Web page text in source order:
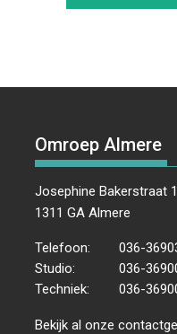
Omroep Almere
Josephine Bakerstraat
1311 GA Almere
Telefoon:
036-
Studio:
036-
Techniek:
036-
Bekijk al onze